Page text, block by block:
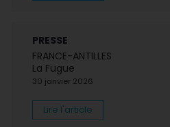
PRESSE
FRANCE-ANTILLES
La Fugue
30 janvier 2026
Lire l'article